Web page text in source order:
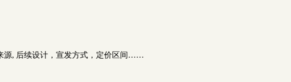
源, 后续设计，宣发方式，定价区间……